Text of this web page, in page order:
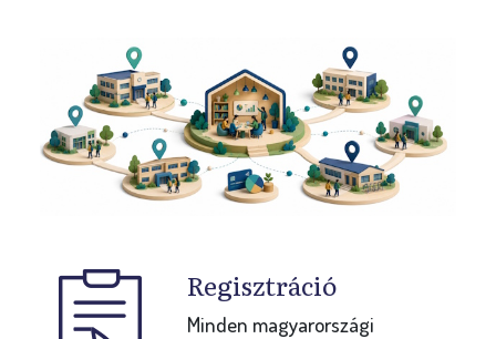
Regisztráció
Minden magyarországi